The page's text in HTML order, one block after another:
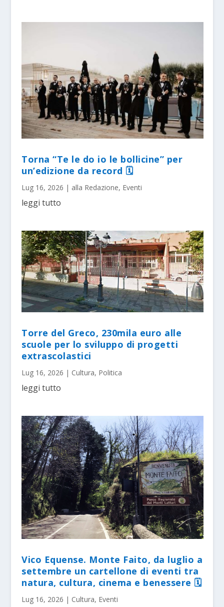
Torna “Te le do io le bollicine” per
un’edizione da record 🗓
Lug 16, 2026 | alla Redazione, Eventi
leggi tutto
Torre del Greco, 230mila euro alle
scuole per lo sviluppo di progetti
extrascolastici
Lug 16, 2026 | Cultura, Politica
leggi tutto
Vico Equense. Monte Faito, da luglio a
settembre un cartellone di eventi tra
natura, cultura, cinema e benessere 🗓
Lug 16, 2026 | Cultura, Eventi